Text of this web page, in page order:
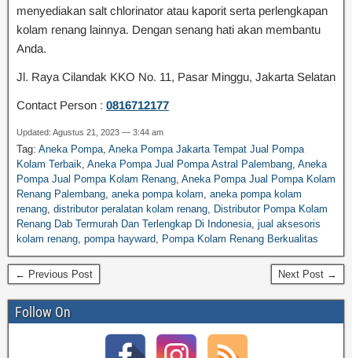
menyediakan salt chlorinator atau kaporit serta perlengkapan
kolam renang lainnya. Dengan senang hati akan membantu
Anda.
Jl. Raya Cilandak KKO No. 11, Pasar Minggu, Jakarta Selatan
Contact Person : 0816712177
Updated: Agustus 21, 2023 — 3:44 am
Tag: Aneka Pompa, Aneka Pompa Jakarta Tempat Jual Pompa
Kolam Terbaik, Aneka Pompa Jual Pompa Astral Palembang, Aneka
Pompa Jual Pompa Kolam Renang, Aneka Pompa Jual Pompa Kolam
Renang Palembang, aneka pompa kolam, aneka pompa kolam
renang, distributor peralatan kolam renang, Distributor Pompa Kolam
Renang Dab Termurah Dan Terlengkap Di Indonesia, jual aksesoris
kolam renang, pompa hayward, Pompa Kolam Renang Berkualitas
← Previous Post Next Post →
Follow On